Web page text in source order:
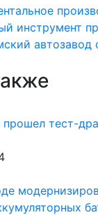
инструмент
автозавод
прошел тест-